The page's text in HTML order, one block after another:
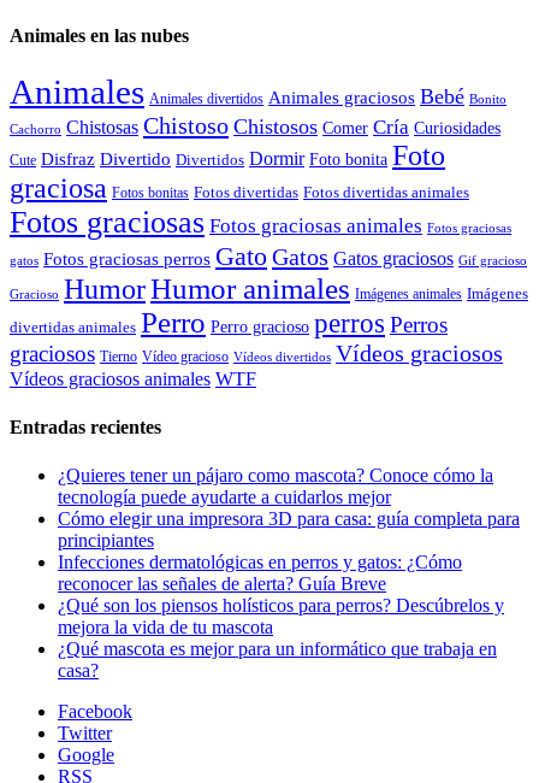
Animales en las nubes
Animales Animales divertidos Animales graciosos Bebé Bonito
Cachorro Chistosas Chistoso Chistosos Comer Cría Curiosidades
Cute Disfraz Divertido Divertidos Dormir Foto bonita Foto
graciosa Fotos bonitas Fotos divertidas Fotos divertidas animales
Fotos graciosas Fotos graciosas animales Fotos graciosas
gatos Fotos graciosas perros GatoGatos Gatos graciosos Gif gracioso
Gracioso HumorHumor animales Imágenes animales Imágenes
divertidas animales Perro Perro gracioso perros Perros
graciosos Tierno Vídeo gracioso Vídeos divertidos Vídeos graciosos
Vídeos graciosos animales WTF
Entradas recientes
¿Quieres tener un pájaro como mascota? Conoce cómo la
tecnología puede ayudarte a cuidarlos mejor
Cómo elegir una impresora 3D para casa: guía completa para
principiantes
Infecciones dermatológicas en perros y gatos: ¿Cómo
reconocer las señales de alerta? Guía Breve
¿Qué son los piensos holísticos para perros? Descúbrelos y
mejora la vida de tu mascota
¿Qué mascota es mejor para un informático que trabaja en
casa?
Facebook
Twitter
Google
RSS